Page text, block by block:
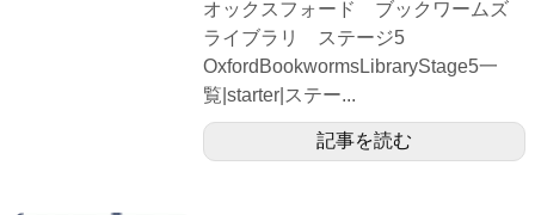
オックスフォード ブックワームズ
ライブラリ ステージ5
OxfordBookwormsLibraryStage5一
覧|starter|ステー...
記事を読む